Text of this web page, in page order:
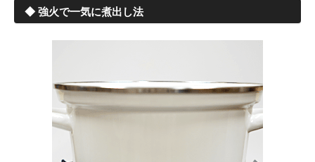
◆ 強火で一気に煮出し法